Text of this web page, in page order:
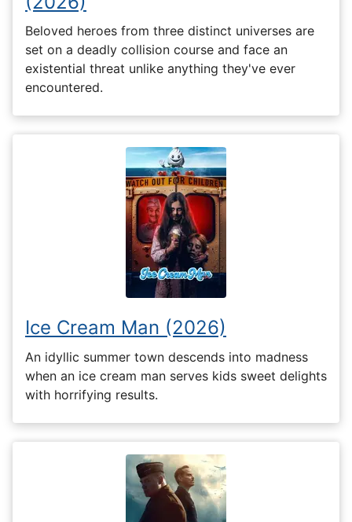
Beloved heroes from three distinct universes are
set on a deadly collision course and face an
existential threat unlike anything they've ever
encountered.
Ice Cream Man (2026)
An idyllic summer town descends into madness
when an ice cream man serves kids sweet delights
with horrifying results.